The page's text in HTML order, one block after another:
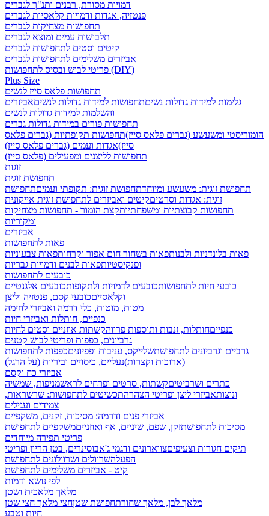
דמויות מסורת, רבנים ותנ"ך לגברים
פנטזיה, אגדות ודמויות קלאסיות לגברים
תחפושות מצחיקות לגברים
תלבושות עמים ומוצא לגברים
קיטים וסטים לתחפושות לגברים
אביזרים משלימים לתחפושות לגברים
פריטי לבוש ובסיס לתחפושות (DIY)
Plus Size
תחפושות פלאס סייז לנשים
גלימות למידות גדולות נשיםתחפושות למידות גדולות לנשיםאביזרים
והשלמות למידות גדולות לנשים
תחפושות פורים במידות גדולות גברים
הומוריסטי ומשעשע (גברים פלאס סייז)תחפושות תקופתיות (גברים פלאס
סייז)אגדות ועמים (גברים פלאס סייז)
תחפושות לליצנים ומפעילים (פלאס סייז)
זוגות
תחפושת זוגית
תחפושת זוגית: משעשע ומיוחדתחפושת זוגית: תקופתי ועמיםתחפושת
זוגית: אגדות וסרטיםקיטים ואביזרים לתחפושת זוגית אייקונית
תחפושות קבוצתיות ומשפחתיותקצת הומור - תחפושות מצחיקות
ומקוריות
אביזרים
פאות לתחפושות
פאות בלונדניות ולבנותפאות בשחור חום אפור וקרחותפאות צבעוניות
ופנקיסטיותפאות לבנים ודמויות גבריות
כובעים לתחפושות
כובעי חיות לתחפושותכובעים לדמויות ולתקופותכובעים אלגנטיים
וקלאסייםכובעי קסם, פנטזיה וליצן
מטות, מוטות, כלי דרמה ואביזרי לחימה
כנפיים, חותלות ואביזרי חיות
כנפייםחותלות, זנבות ותוספות פרווהקשתות אוזניים וסטים לחיות
גרביונים, כפפות ופריטי לבוש קטנים
גרביים וגרביונים לתחפושתשלייקס, עניבות ופפיוניםכפפות לתחפושות
(ארוכות וקצרות)נעליים, כיסויים וביריות (על הרגל)
אביזרי כח וקסם
כתרים ושרביטיםקשתות, סרטים ופרחים לראשמניפות, שמשיה
ונוצותאביזרי ליצן ופריטי הצהרהתכשיטים לתחפושות: שרשראות,
צמידים ועגילים
אביזרי פנים ודרמה: מסיכות, זקנים, משקפיים
מסיכות לתחפושתזקן, שפם, שיניים, אף ואוזנייםמשקפיים לתחפושת
פריטי תפירה מיוחדים
תיקים חגורות וצעיפיםצווארונים ודגמי ג'אבוסינרים, בטן הריון ופריטי
הפעלהשרוולים ושרוולונים לתחפושת
קיט - אביזרים משלימים לתחפושת
לפי נושא ודמות
מלאך מלאכית ושטן
מלאך לבן, מלאך שחורתחפושת שטןחצי מלאך חצי שטן
חיות וטבע